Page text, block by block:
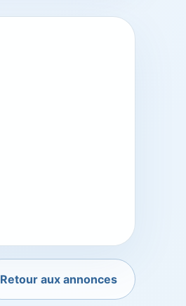
Retour aux annonces